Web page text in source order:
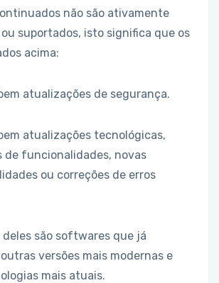
não são ativamente
suportados, isto significa que os
acima:
atualizações de segurança.
atualizações tecnológicas,
de funcionalidades, novas
ou correções de erros
deles são softwares que já
versões mais modernas e
mais atuais.